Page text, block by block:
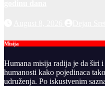
Misija
Humana misija radija je da širi
humanosti kako pojedinaca
udruženja. Po iskustvenim